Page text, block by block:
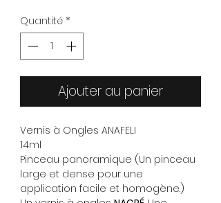
Quantité*
Ajouter au panier
Vernis à Ongles ANAFELI
14ml
Pinceau panoramique (Un pinceau
large et dense pour une
application facile et homogène.)